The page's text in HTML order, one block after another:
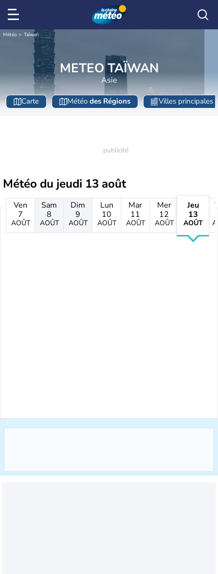
Météo Taïwan
METEO TAÏWAN
Asie
Carte Météo des Régions Villes principales
Météo du jeudi 13 août
Ven
7
AOÛT
Sam
8
AOÛT
Dim
9
AOÛT
Lun
10
AOÛT
Mar
11
AOÛT
Mer
12
AOÛT
Jeu
13
AOÛT